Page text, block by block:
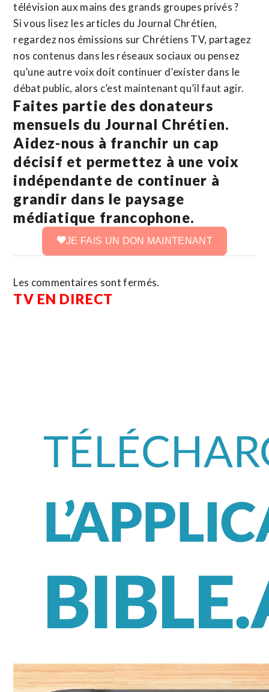
télévision aux mains des grands groupes privés ?
Si vous lisez les articles du Journal Chrétien,
regardez nos émissions sur Chrétiens TV, partagez
nos contenus dans les réseaux sociaux ou pensez
qu’une autre voix doit continuer d’exister dans le
débat public, alors c’est maintenant qu’il faut agir.
Faites partie des donateurs
mensuels du Journal Chrétien.
Aidez-nous à franchir un cap
décisif et permettez à une voix
indépendante de continuer à
grandir dans le paysage
médiatique francophone.
JE FAIS UN DON MAINTENANT
Les commentaires sont fermés.
TV EN DIRECT